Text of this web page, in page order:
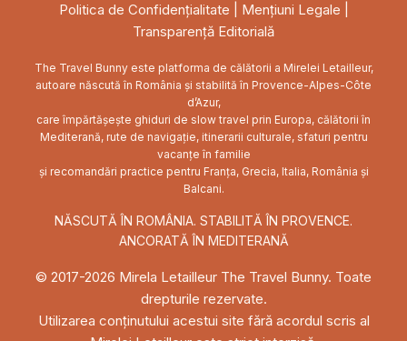
Politica de Confidențialitate Mențiuni Legale
Transparență Editorială
The Travel Bunny este platforma de călătorii a Mirelei Letailleur,
autoare născută în România și stabilită în Provence-Alpes-Côte
d’Azur,
care împărtășește ghiduri de slow travel prin Europa, călătorii în
Mediterană, rute de navigație, itinerarii culturale, sfaturi pentru
vacanțe în familie
și recomandări practice pentru Franța, Grecia, Italia, România și
Balcani.
NĂSCUTĂ ÎN ROMÂNIA. STABILITĂ ÎN PROVENCE.
ANCORATĂ ÎN MEDITERANĂ
© 2017-2026 Mirela Letailleur The Travel Bunny. Toate
drepturile rezervate.
Utilizarea conținutului acestui site fără acordul scris al